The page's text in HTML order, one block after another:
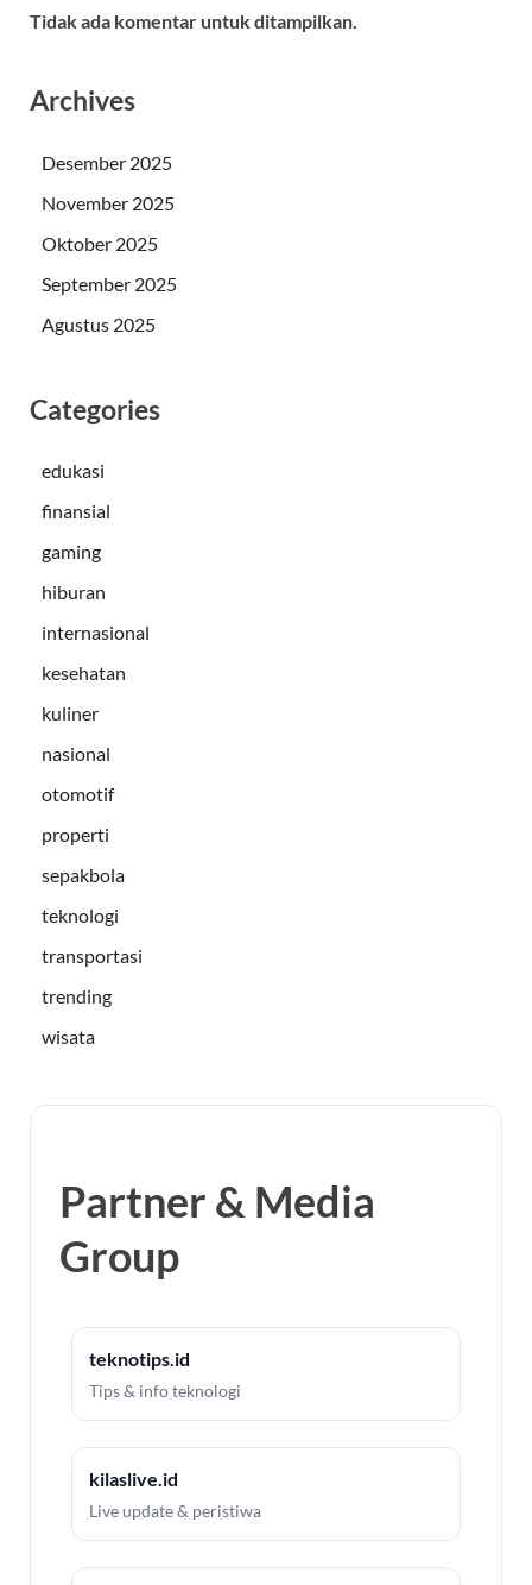
Tidak ada komentar untuk ditampilkan.
Archives
Desember 2025
November 2025
Oktober 2025
September 2025
Agustus 2025
Categories
edukasi
finansial
gaming
hiburan
internasional
kesehatan
kuliner
nasional
otomotif
properti
sepakbola
teknologi
transportasi
trending
wisata
Partner & Media
Group
teknotips.id
Tips & info teknologi
kilaslive.id
Live update & peristiwa